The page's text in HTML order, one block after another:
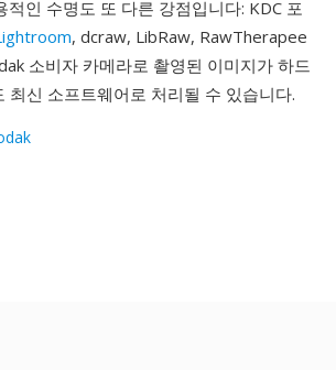
적인 수명도 또 다른 강점입니다: KDC 포
, dcraw, LibRaw, RawTherapee
소비자 카메라로 촬영된 이미지가 하드
최신 소프트웨어로 처리될 수 있습니다.